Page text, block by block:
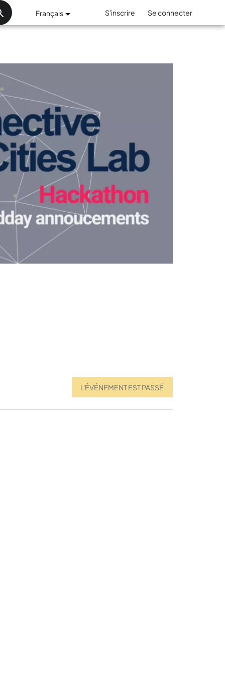
Français S'inscrire Se connecter
L'ÉVÉNEMENT EST PASSÉ